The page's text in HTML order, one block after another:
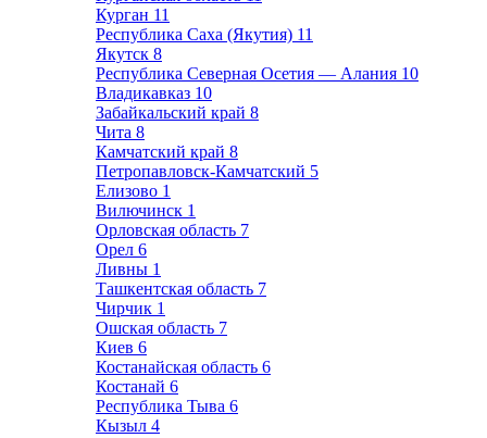
Курган 11
Республика Саха (Якутия) 11
Якутск 8
Республика Северная Осетия — Алания 10
Владикавказ 10
Забайкальский край 8
Чита 8
Камчатский край 8
Петропавловск-Камчатский 5
Елизово 1
Вилючинск 1
Орловская область 7
Орел 6
Ливны 1
Ташкентская область 7
Чирчик 1
Ошская область 7
Киев 6
Костанайская область 6
Костанай 6
Республика Тыва 6
Кызыл 4